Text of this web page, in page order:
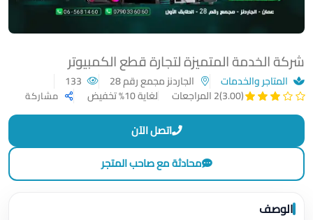
شركة الخدمة المتميزة لتجارة قطع الكمبيوتر
المتاجر والخدمات الجاردنز مجمع رقم 28
(3.00)
2 المراجعات لغاية 10% تخفيض مشاركة
اتصل الآن
محادثة مع صاحب المتجر
الوصف